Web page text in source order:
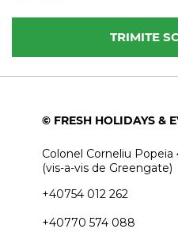
© FRESH HOLIDAYS &
Colonel Corneliu
(vis-a-vis de Greengate)
+40754 012 262
+40770 574 088